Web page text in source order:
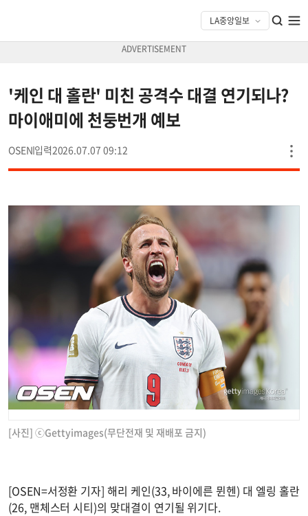
'케인 대 홀란' 미친 공격수 대결 연기되나?
마이애미에 천둥번개 예보
OSEN 2026.07.07 09:12
[사진] ⓒGettyimages(무단전재 및 재배포 금지)
[OSEN=서정환 기자] 해리 케인(33, 바이에른 뮌헨) 대 엘링 홀란
(26, 맨체스터 시티)의 맞대결이 연기될 위기다.